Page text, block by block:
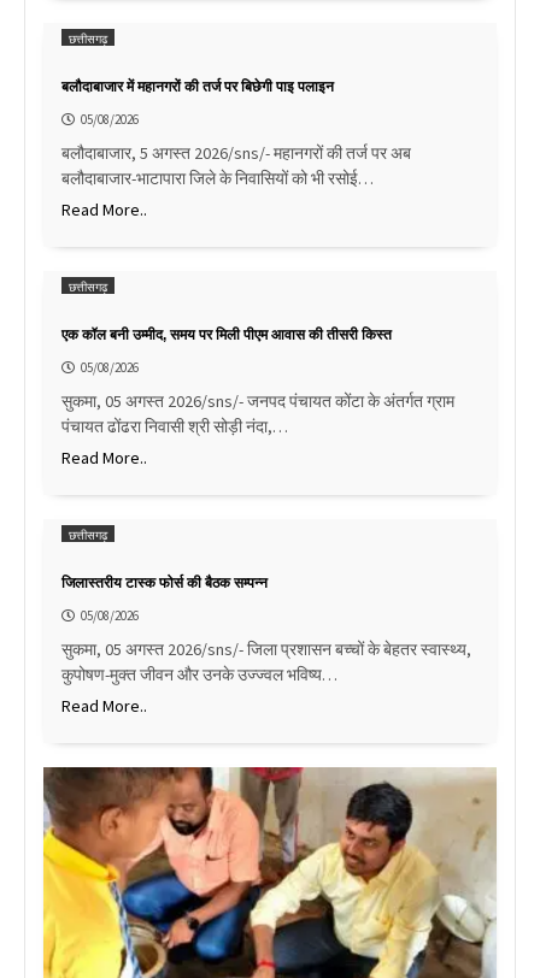
छत्तीसगढ़
बलौदाबाजार में महानगरों की तर्ज पर बिछेगी पाइ पलाइन
05/08/2026
बलौदाबाजार, 5 अगस्त 2026/sns/- महानगरों की तर्ज पर अब
बलौदाबाजार-भाटापारा जिले के निवासियों को भी रसोई…
Read More..
छत्तीसगढ़
एक कॉल बनी उम्मीद, समय पर मिली पीएम आवास की तीसरी किस्त
05/08/2026
सुकमा, 05 अगस्त 2026/sns/- जनपद पंचायत कोंटा के अंतर्गत ग्राम
पंचायत ढोंढरा निवासी श्री सोड़ी नंदा,…
Read More..
छत्तीसगढ़
जिलास्तरीय टास्क फोर्स की बैठक सम्पन्न
05/08/2026
सुकमा, 05 अगस्त 2026/sns/- जिला प्रशासन बच्चों के बेहतर स्वास्थ्य,
कुपोषण-मुक्त जीवन और उनके उज्ज्वल भविष्य…
Read More..